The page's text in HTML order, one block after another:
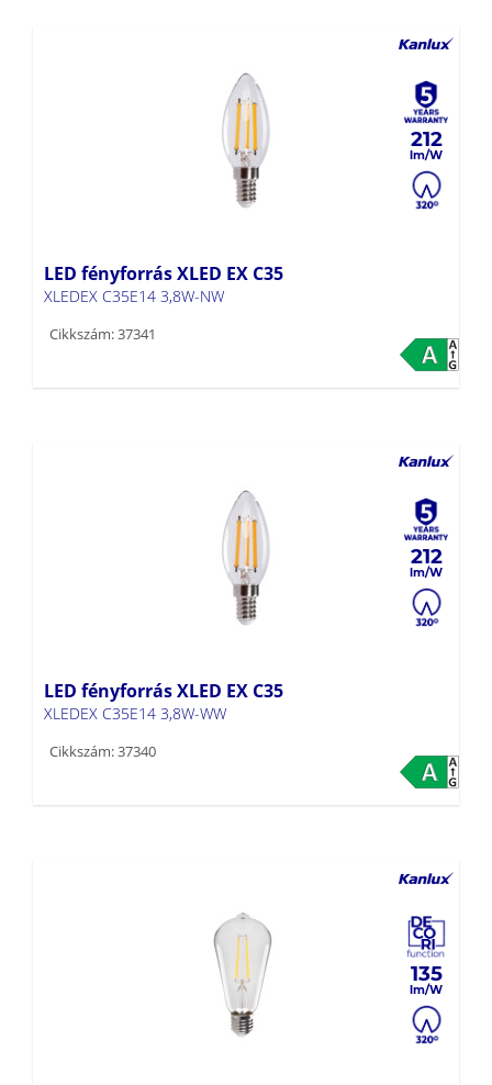
212
LED fényforrás XLED EX C35
XLEDEX C35E14 3,8W-NW
Cikkszám: 37341
212
LED fényforrás XLED EX C35
XLEDEX C35E14 3,8W-WW
Cikkszám: 37340
135